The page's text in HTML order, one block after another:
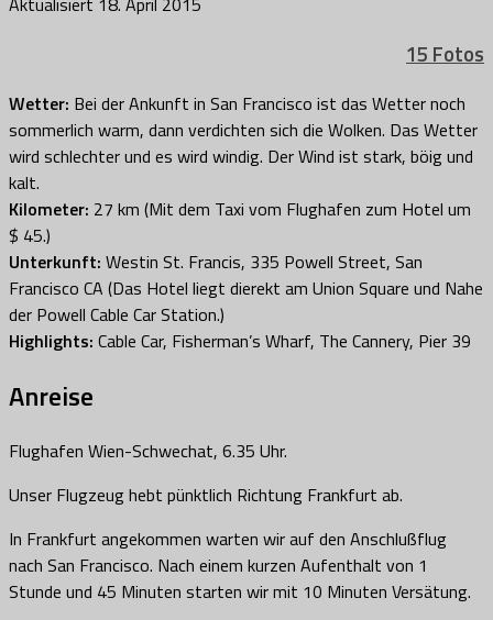
15 Fotos
Wetter: Bei der Ankunft in San Francisco ist das Wetter noch
sommerlich warm, dann verdichten sich die Wolken. Das Wetter
wird schlechter und es wird windig. Der Wind ist stark, böig und
kalt.
Kilometer: 27 km (Mit dem Taxi vom Flughafen zum Hotel um
$ 45.)
Unterkunft: Westin St. Francis, 335 Powell Street, San
Francisco CA (Das Hotel liegt dierekt am Union Square und Nahe
der Powell Cable Car Station.)
Highlights: Cable Car, Fisherman’s Wharf, The Cannery, Pier 39
Anreise
Flughafen Wien-Schwechat, 6.35 Uhr.
Unser Flugzeug hebt pünktlich Richtung Frankfurt ab.
In Frankfurt angekommen warten wir auf den Anschlußflug
nach San Francisco. Nach einem kurzen Aufenthalt von 1
Stunde und 45 Minuten starten wir mit 10 Minuten Versätung.